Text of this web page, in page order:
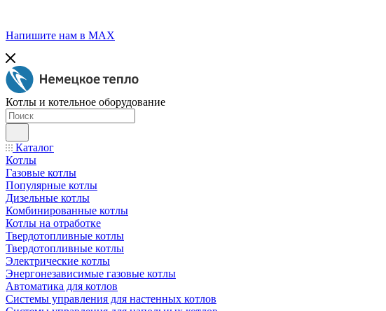
Напишите нам в МАХ
Котлы и котельное оборудование
Каталог
Котлы
Газовые котлы
Популярные котлы
Дизельные котлы
Комбинированные котлы
Котлы на отработке
Твердотопливные котлы
Твердотопливные котлы
Электрические котлы
Энергонезависимые газовые котлы
Автоматика для котлов
Системы управления для настенных котлов